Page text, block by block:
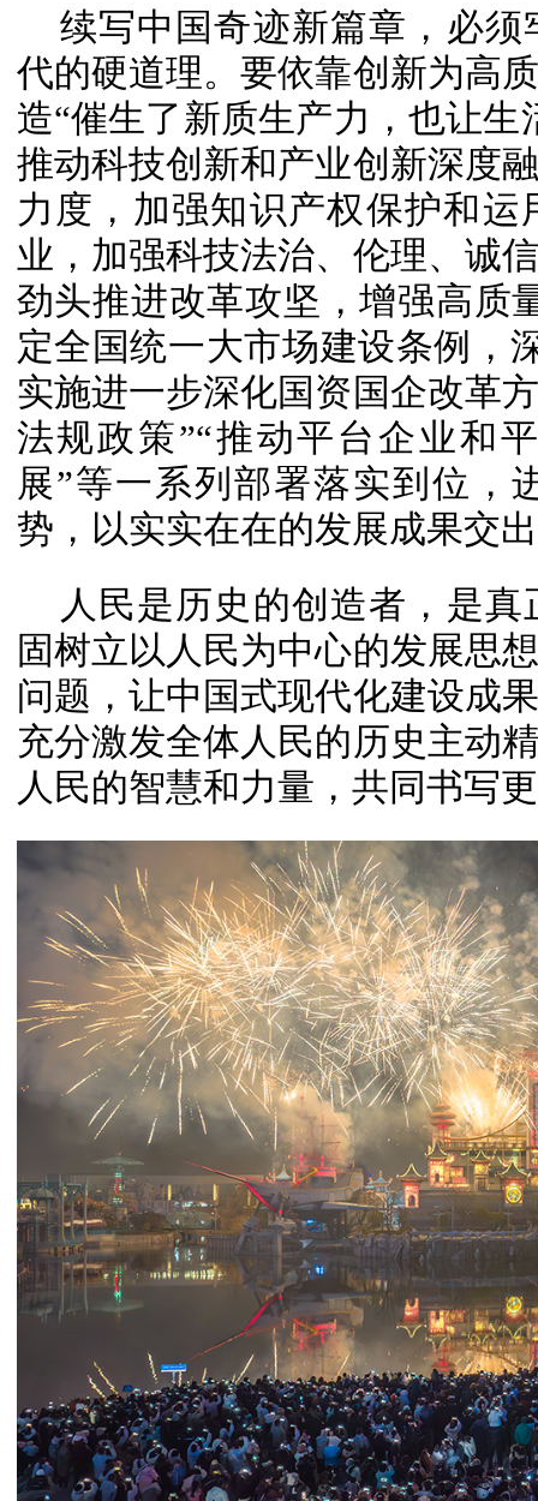
续写中国奇迹新篇章，必
代的硬道理。要依靠创新为高
造“催生了新质生产力，也让
推动科技创新和产业创新深度
力度，加强知识产权保护和
业，加强科技法治、伦理、诚
劲头推进改革攻坚，增强高质
定全国统一大市场建设条例，
实施进一步深化国资国企改革
法规政策”“推动平台企业和
展”等一系列部署落实到位，
势，以实实在在的发展成果交
人民是历史的创造者，是
固树立以人民为中心的发展思
问题，让中国式现代化建设成
充分激发全体人民的历史主动
人民的智慧和力量，共同书写